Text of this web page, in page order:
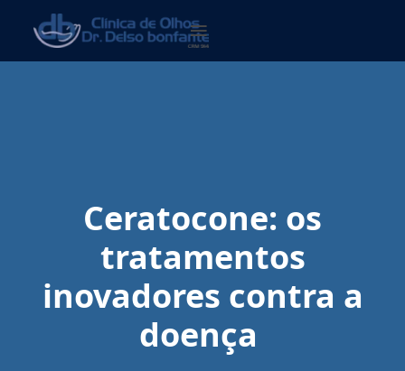
Ceratocone: os
tratamentos
inovadores contra a
doença